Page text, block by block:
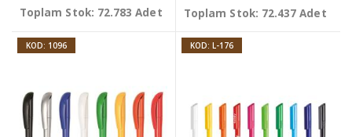
Toplam Stok: 72.783 Adet Toplam Stok: 72.437 Adet
KOD: 1096 KOD: L-176